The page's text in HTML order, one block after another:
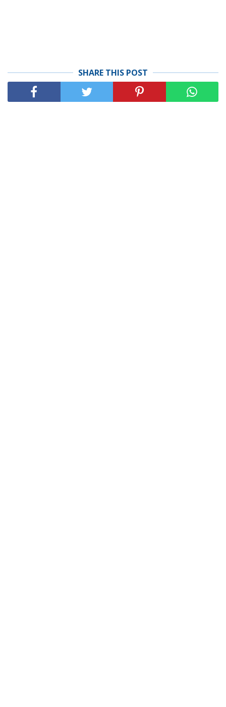
SHARE THIS POST